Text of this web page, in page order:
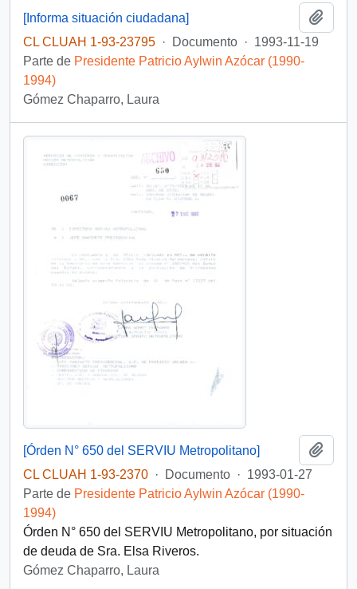
[Informa situación ciudadana]
CL CLUAH 1-93-23795 · Documento · 1993-11-19
Parte de Presidente Patricio Aylwin Azócar (1990-
1994)
Gómez Chaparro, Laura
[Órden N° 650 del SERVIU Metropolitano]
CL CLUAH 1-93-2370 · Documento · 1993-01-27
Parte de Presidente Patricio Aylwin Azócar (1990-
1994)
Órden N° 650 del SERVIU Metropolitano, por situación
de deuda de Sra. Elsa Riveros.
Gómez Chaparro, Laura